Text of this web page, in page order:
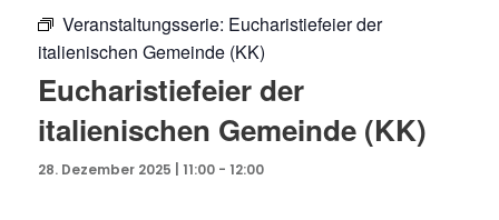
Veranstaltungsserie: Eucharistiefeier der
italienischen Gemeinde (KK)
Eucharistiefeier der
italienischen Gemeinde (KK)
28. Dezember 2025 | 11:00- 12:00